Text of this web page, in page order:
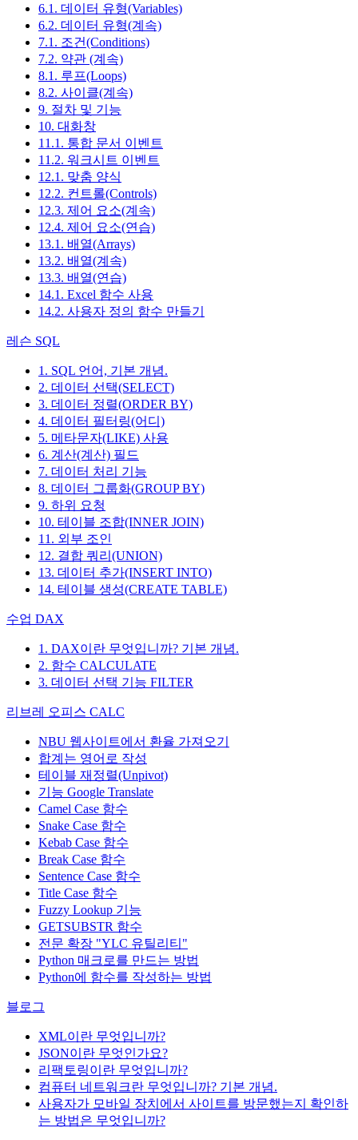
6.1. 데이터 유형(Variables)
6.2. 데이터 유형(계속)
7.1. 조건(Conditions)
7.2. 약관 (계속)
8.1. 루프(Loops)
8.2. 사이클(계속)
9. 절차 및 기능
10. 대화창
11.1. 통합 문서 이벤트
11.2. 워크시트 이벤트
12.1. 맞춤 양식
12.2. 컨트롤(Controls)
12.3. 제어 요소(계속)
12.4. 제어 요소(연습)
13.1. 배열(Arrays)
13.2. 배열(계속)
13.3. 배열(연습)
14.1. Excel 함수 사용
14.2. 사용자 정의 함수 만들기
레슨 SQL
1. SQL 언어, 기본 개념.
2. 데이터 선택(SELECT)
3. 데이터 정렬(ORDER BY)
4. 데이터 필터링(어디)
5. 메타문자(LIKE) 사용
6. 계산(계산) 필드
7. 데이터 처리 기능
8. 데이터 그룹화(GROUP BY)
9. 하위 요청
10. 테이블 조합(INNER JOIN)
11. 외부 조인
12. 결합 쿼리(UNION)
13. 데이터 추가(INSERT INTO)
14. 테이블 생성(CREATE TABLE)
수업 DAX
1. DAX이란 무엇입니까? 기본 개념.
2. 함수 CALCULATE
3. 데이터 선택 기능 FILTER
리브레 오피스 CALC
NBU 웹사이트에서 환율 가져오기
합계는 영어로 작성
테이블 재정렬(Unpivot)
기능 Google Translate
Camel Case 함수
Snake Case 함수
Kebab Case 함수
Break Case 함수
Sentence Case 함수
Title Case 함수
Fuzzy Lookup 기능
GETSUBSTR 함수
전문 확장 "YLC 유틸리티"
Python 매크로를 만드는 방법
Python에 함수를 작성하는 방법
블로그
XML이란 무엇입니까?
JSON이란 무엇인가요?
리팩토링이란 무엇입니까?
컴퓨터 네트워크란 무엇입니까? 기본 개념.
사용자가 모바일 장치에서 사이트를 방문했는지 확인하
는 방법은 무엇입니까?